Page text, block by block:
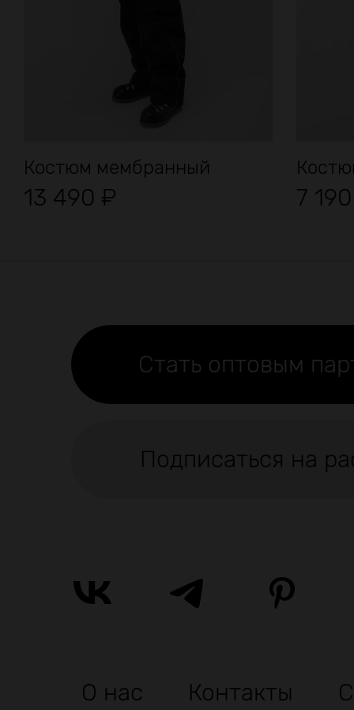
Костюм мембранный
13 490 ₽ 7
Стать оптовым
Подписаться на
О нас Контакты